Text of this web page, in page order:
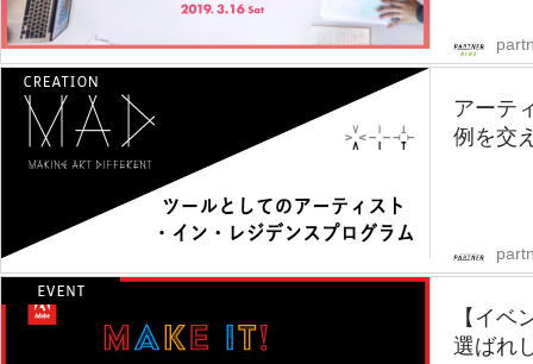
アーテ
例を交
【イベ
選ばれ